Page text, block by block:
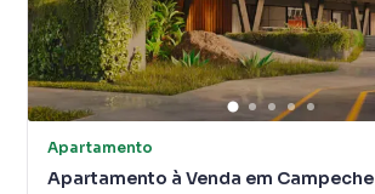
Apartamento
Apartamento à Venda em Campeche